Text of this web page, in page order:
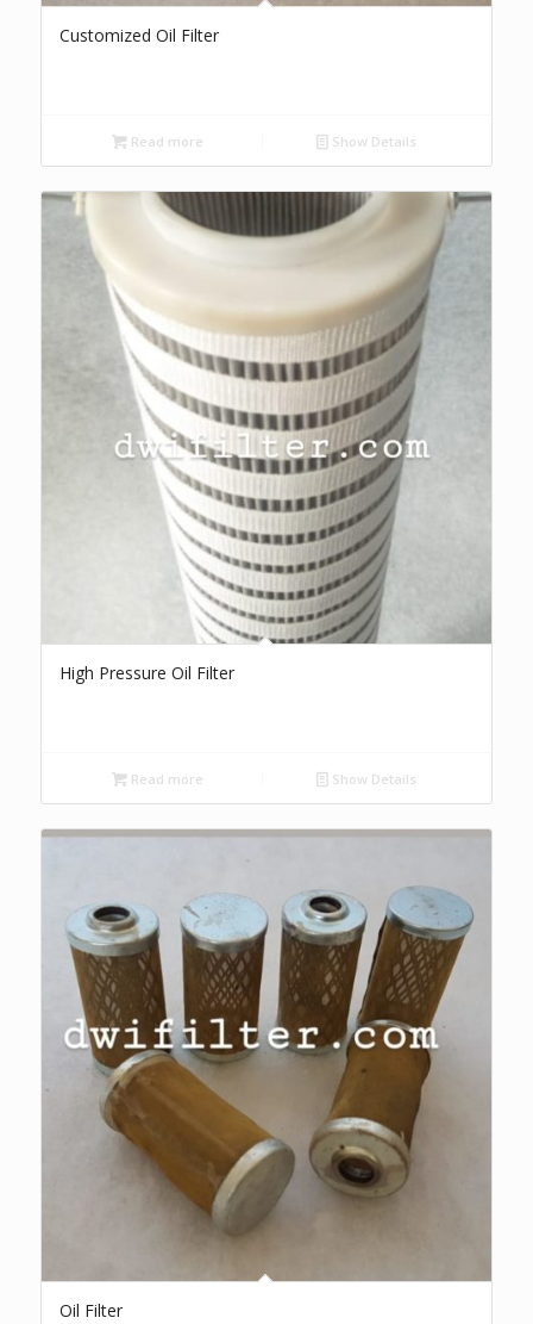
Customized Oil Filter
Read more Show Details
High Pressure Oil Filter
Read more Show Details
Oil Filter